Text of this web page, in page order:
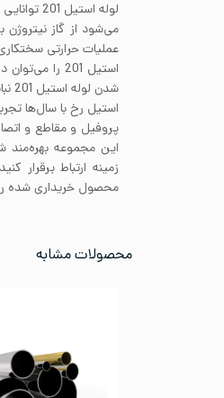
عملیات حرارتی سختکاری
شدن لوله استیل 201 نباید دما از 1093 درجه سانتی‌گراد تجاور کند.
استیل رخ با سال‌ها
پروفیل و مقاطع و
این مجموعه بهره‌مند
زمینه ارتباط برقرار
محصول خریداری شده
محصولات مشابه